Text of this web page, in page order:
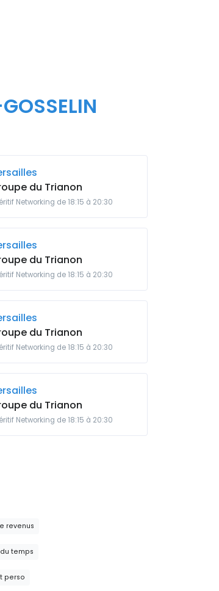
du Trianon
Networking de 18:15 à 20:30
du Trianon
Networking de 18:15 à 20:30
du Trianon
Networking de 18:15 à 20:30
du Trianon
Networking de 18:15 à 20:30
revenus
temps
perso